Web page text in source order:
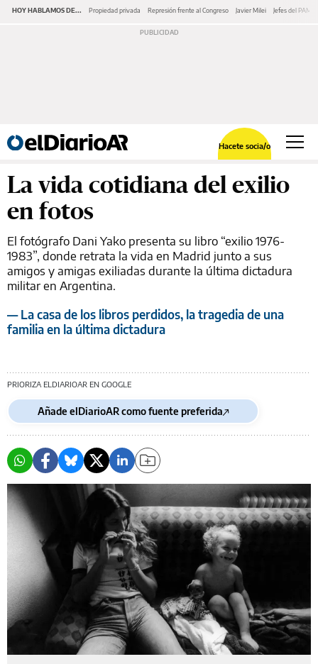
HOY HABLAMOS DE... Propiedad privada Represión frente al Congreso Javier Milei Jefes del PAMI
Hacete socia/o
La vida cotidiana del exilio
en fotos
El fotógrafo Dani Yako presenta su libro “exilio 1976-
1983”, donde retrata la vida en Madrid junto a sus
amigos y amigas exiliadas durante la última dictadura
militar en Argentina.
— La casa de los libros perdidos, la tragedia de una
familia en la última dictadura
PRIORIZA ELDIARIOAR EN GOOGLE
Añade elDiarioAR como fuente preferida